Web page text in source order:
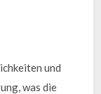
und
was die